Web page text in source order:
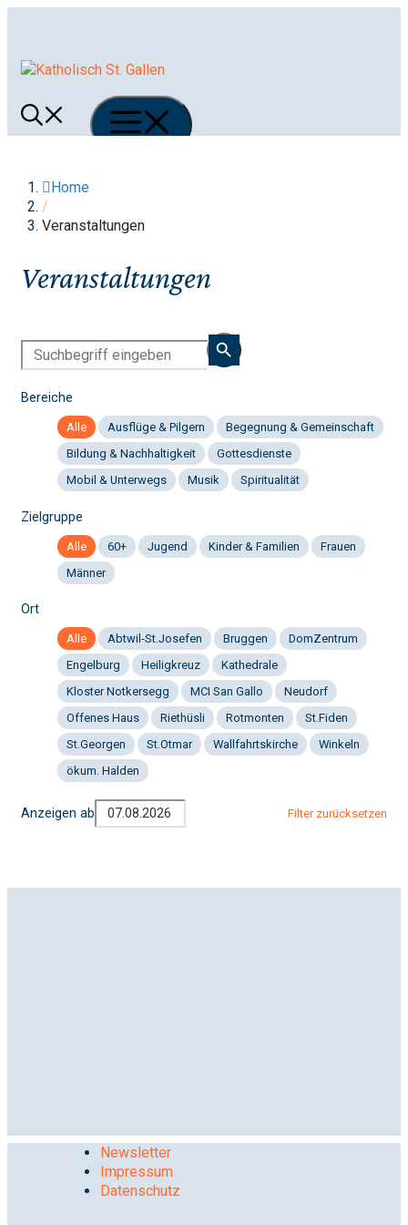
Menü
Home
/
Veranstaltungen
Veranstaltungen
Bereiche
Alle Ausflüge & Pilgern
Begegnung & Gemeinschaft
Bildung & Nachhaltigkeit
Gottesdienste
Mobil & Unterwegs
Musik Spiritualität
Zielgruppe
Alle 60+ Jugend Kinder & Familien
Frauen
Männer
Ort
Alle Abtwil-St.Josefen Bruggen
DomZentrum
Engelburg
Heiligkreuz
Kathedrale
Kloster Notkersegg
MCI San Gallo
Neudorf
Offenes Haus
Riethüsli Rotmonten
St.Fiden
St.Georgen
St.Otmar Wallfahrtskirche
Winkeln
ökum. Halden
Anzeigen ab Filter zurücksetzen
Newsletter
Impressum
Datenschutz